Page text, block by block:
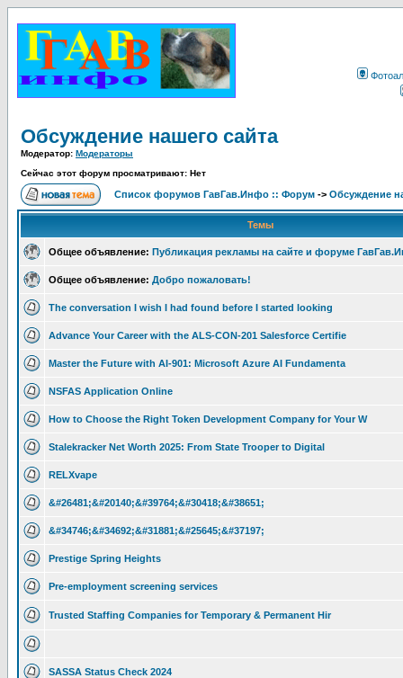
Обсуждение нашего сайта
Модератор: Модераторы
Сейчас этот форум просматривают: Нет
Список форумов ГавГав.Инфо :: Форум -> Обсуждение
Темы
Общее объявление: Публикация рекламы на сайте и форуме
Общее объявление: Добро пожаловать!
The conversation I wish I had found before I started looking
Advance Your Career with the ALS-CON-201 Salesforce Certifie
Master the Future with AI-901: Microsoft Azure AI Fundamenta
NSFAS Application Online
How to Choose the Right Token Development Company for Your W
Stalekracker Net Worth 2025: From State Trooper to Digital
RELXvape
&#26481;&#20140;&#39764;&#30418;&#38651;
&#34746;&#34692;&#31881;&#25645;&#37197;
Prestige Spring Heights
Pre-employment screening services
Trusted Staffing Companies for Temporary & Permanent Hir
SASSA Status Check 2024